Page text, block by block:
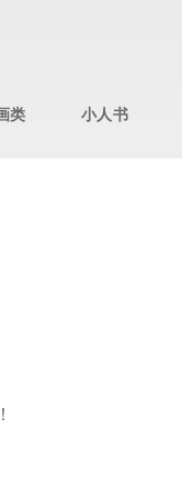
类 小人书